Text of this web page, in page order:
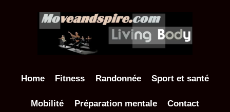
Home Fitness Randonnée Sport et santé
Mobilité Préparation mentale Contact